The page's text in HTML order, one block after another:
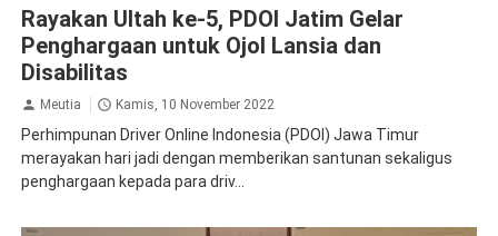
Rayakan Ultah ke-5, PDOI Jatim Gelar
Penghargaan untuk Ojol Lansia dan
Disabilitas
Meutia Kamis, 10 November 2022
Perhimpunan Driver Online Indonesia (PDOI) Jawa Timur
merayakan hari jadi dengan memberikan santunan sekaligus
penghargaan kepada para driv...